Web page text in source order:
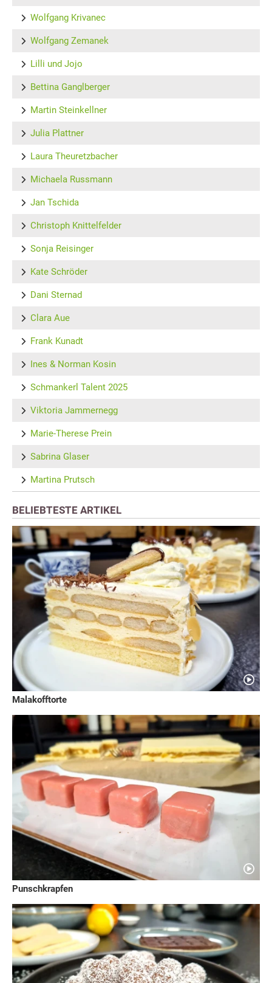
Wolfgang Krivanec
Wolfgang Zemanek
Lilli und Jojo
Bettina Ganglberger
Martin Steinkellner
Julia Plattner
Laura Theuretzbacher
Michaela Russmann
Jan Tschida
Christoph Knittelfelder
Sonja Reisinger
Kate Schröder
Dani Sternad
Clara Aue
Frank Kunadt
Ines & Norman Kosin
Schmankerl Talent 2025
Viktoria Jammernegg
Marie-Therese Prein
Sabrina Glaser
Martina Prutsch
BELIEBTESTE ARTIKEL
Malakofftorte
Punschkrapfen